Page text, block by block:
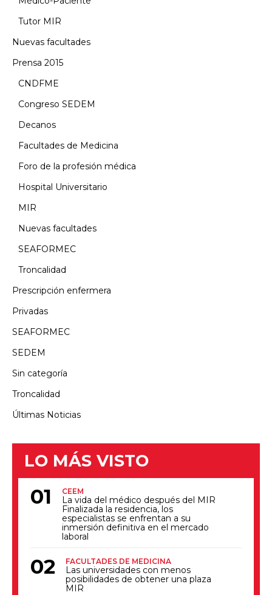
Tutor MIR
Nuevas facultades
Prensa 2015
CNDFME
Congreso SEDEM
Decanos
Facultades de Medicina
Foro de la profesión médica
Hospital Universitario
MIR
Nuevas facultades
SEAFORMEC
Troncalidad
Prescripción enfermera
Privadas
SEAFORMEC
SEDEM
Sin categoría
Troncalidad
Últimas Noticias
LO MÁS VISTO
CEEM
La vida del médico después del MIR
Finalizada la residencia, los
especialistas se enfrentan a su
inmersión definitiva en el mercado
laboral
FACULTADES DE MEDICINA
Las universidades con menos
posibilidades de obtener una plaza
MIR